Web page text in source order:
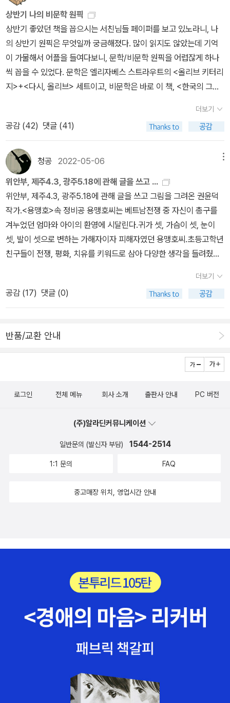
새벽을 맞이해야 아침을 열어서, 환하게 낮을 누비고서 다시 저녁으
로 돌아간다. 《행복한 붕붕어》는 처음부터 ‘행복’을 내거는 탓에 외려
기쁨(행복)하고 멀다. 왜 서울을 안 떠날까? 왜 서울을 떠나면 못살리
라 여길까? 꼭 서울에서 끝까지 싸우듯 버텨야 할까? 우리나라 골골
샅샅 사라질(인구소멸) 판이라고 시끄러운데, 나는 좀 다르게 본다.
시골이 사라지면 “시골이 사라질 즈음” 서울부터 와장창 깨지고 무너
진다. 시골이 튼튼해야 “서울살림도 아늑할” 수 있다. 억지로 애써서
‘기쁨장사(행복 상업주의)’를 안 할 수 있기를 빈다. 그림책이니까.ㅅ
ㄴㄹ※ 글쓴이숲노래(최종규) : 우리말꽃(국어사전)을 씁니다. “말꽃
책박물관을 꾸립니다. ‘보리 국어사전’ 편집장을 맡았고, ‘이오덕 어른
유고’를 갈무리했습니다. 《들꽃내음 따라 걷다가 작은책집을 보았습
니다》, 《우리말꽃》, 《미래세대를 위한 우리말과 문해력》, 《쉬운 말이
평화》, 《곁말》, 《곁책》, 《새로 쓰는 말밑 꾸러미 사전》, 《새로 쓰는
비슷한말 꾸러미 사전》, 《새로 쓰는 겹말 꾸러미 사전》, 《새로 쓰는
우리말 꾸러미 사전》, 《책숲마실》, 《우리말 수수께끼 동시》, 《우리말
동시 사전》, 《우리말 글쓰기 사전》, 《이오덕 마음 읽기》, 《시골에서
살림 짓는 즐거움》, 《숲에서 살려낸 우리말》, 《마을에서 살려낸 우리
상반기 나의 비문학 원픽
상반기 좋았던 책을 꼽으시는 서친님들 페이퍼를 보고 있노라니, 나
의 상반기 원픽은 무엇일까 궁금해졌다. 많이 읽지도 않았는데 기억
이 가물해서 어플을 들여다보니, 문학/비문학 원픽을 어렵잖게 하나
씩 꼽을 수 있었다. 문학은 엘리자베스 스트라우트의 <올리브 키터리
지>+<다시, 올리브> 세트이고, 비문학은 바로 이 책, <한국의 그림
유가 있었다. 일단 옮겨야 할 밑줄이 상당히 많았고, 소개된 10명의
작가들의 그림책들을 한 권씩이라도 읽고 페이퍼를 쓰자는 장대한
(?) 계획이 있었기 때문이다. 야금야금 책을 사다가 현재, 두 분의 작
가님 책은 못 본 상태로 일단 페이퍼를 쓰려고 한다. 이러다 언제 정리
할지 알 수 없어서...이 책은 10명의 그림책 작가를 인터뷰한 인터뷰
모음집이다. 인터뷰어가 인터뷰이들을 성실히 파악하고, 적절한 질문
을 던져 가며 답을 이끌어나갈 때 얼마나 좋은 내용이 담길 수 있는지
를 보여준다. 인터뷰어 최혜진 작가 자신의 글도 좋다. 그림책 작가들
의 인터뷰지만, 삶에 대해 생각해 볼 지점들이 많아 모두에게 추천할
만한 책. 1. 권윤덕 - 과정으로만 존재하기<나의 작은 화판>에서 이
렇게 쓰셨어요. '아이들은 자란다. 몸도 자라고 마음도 자라고 생각도
자란다. 한 시간도 머무르지 않고 쑥쑥 자란다. 그래서 아무리 심각한
문제도 아이들에게는 과정으로만 존재하는지도 모르겠다.' 과정으로
생물로 척추의 전단계인 척색을 갖고 있었죠. 피카이아가 진화해 척
해서 살아남은 게 아니란 점이예요. 더 우월한 생물들도 많았는데 피
카이아가 우연히 살아남았고, 이후로 무한히 펼쳐질 가능성을 품고
있었지요. 사람도 그래요. 살아 있음 자체로 가능성을 품고 있는 것이
본이지요. 성인이 되면 키가 자라지 않아서 성장이 멈추고 어떤 결론
있어요. 상처가 나면 저절로 딱지가 앉고 치유되는 몸을 당연하다고
여기지 말고 한번 낯설게 바라보세요. 아무리 슬퍼도 때 되면 배고프
도요. 신기하고 대단하지 않나요? 나를 지키고 키워가는 힘은 이미
사진을 보면 느낌이 오겠지만, 민화 같달까, 전통적인 느낌의 화풍이
가, 이제 내가 고양이를 따라하겠다며 고양이처럼 행동하다가, 마지
막에는 용기를 내는 내용이다. 고양이 때문에 샀고, 고양이가 귀엽
다. <만희네 집>은 1995년 작이어서 꽤 연식이 있는데, 오래된 주택
에 사는 한 가정의 모습을 그리며, 그 시절 쓰던 여러 소품이 자세히
히 좋아하지 않는다... ㅠㅠ 더 읽어 보고 싶은 권윤덕 작가님의 책 2.
트리혼> 등 어두운 고딕풍의 그림책으로 잘 알려진 에드워드 고리를
각별히 좋아하신다고 들었습니다. 그의 작품이나 작가님 작품에는 서
더보기
공감 (42) 댓글 (41)
청공 2022-05-06
위안부, 제주4.3, 광주5.18에 관해 글을 쓰고 ...
위안부, 제주4.3, 광주5.18에 관해 글을 쓰고 그림을 그려온 권윤덕
작가.<용맹호>속 정비공 용맹호씨는 베트남전쟁 중 자신이 총구를
겨누었던 엄마와 아이의 환영에 시달린다.귀가 셋, 가슴이 셋, 눈이
셋, 발이 셋으로 변하는 가해자이자 피해자였던 용맹호씨.초등고학년
친구들이 전쟁, 평화, 치유를 키워드로 삼아 다양한 생각을 들려줬던
더보기
공감 (17) 댓글 (0)
반품/교환 안내
로그인 전체 메뉴 회사 소개 출판사 안내 PC 버전
(주)알라딘커뮤니케이션
일반문의 (발신자 부담) 1544-2514
1:1 문의 FAQ
중고매장 위치, 영업시간 안내